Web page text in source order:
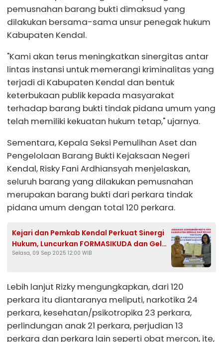
pemusnahan barang bukti dimaksud yang
dilakukan bersama-sama unsur penegak hukum
Kabupaten Kendal.
"Kami akan terus meningkatkan sinergitas antar
lintas instansi untuk memerangi kriminalitas yang
terjadi di Kabupaten Kendal dan bentuk
keterbukaan publik kepada masyarakat
terhadap barang bukti tindak pidana umum yang
telah memiliki kekuatan hukum tetap," ujarnya.
Sementara, Kepala Seksi Pemulihan Aset dan
Pengelolaan Barang Bukti Kejaksaan Negeri
Kendal, Risky Fani Ardhiansyah menjelaskan,
seluruh barang yang dilakukan pemusnahan
merupakan barang bukti dari perkara tindak
pidana umum dengan total 120 perkara.
Kejari dan Pemkab Kendal Perkuat Sinergi
Hukum, Luncurkan FORMASIKUDA dan Gelar
Edukasi Tematik
Selasa, 09 Sep 2025 12:00 WIB
Lebih lanjut Rizky mengungkapkan, dari 120
perkara itu diantaranya meliputi, narkotika 24
perkara, kesehatan/psikotropika 23 perkara,
perlindungan anak 21 perkara, perjudian 13
perkara dan perkara lain seperti obat mercon, ite,